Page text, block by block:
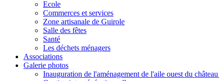
Ecole
Commerces et services
Zone artisanale de Guirole
Salle des fêtes
Santé
Les déchets ménagers
Associations
Galerie photos
Inauguration de l'aménagement de l'aile ouest du